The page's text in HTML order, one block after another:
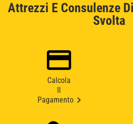
Attrezzi E Consulenze
Svolta
Calcola
Pagamento